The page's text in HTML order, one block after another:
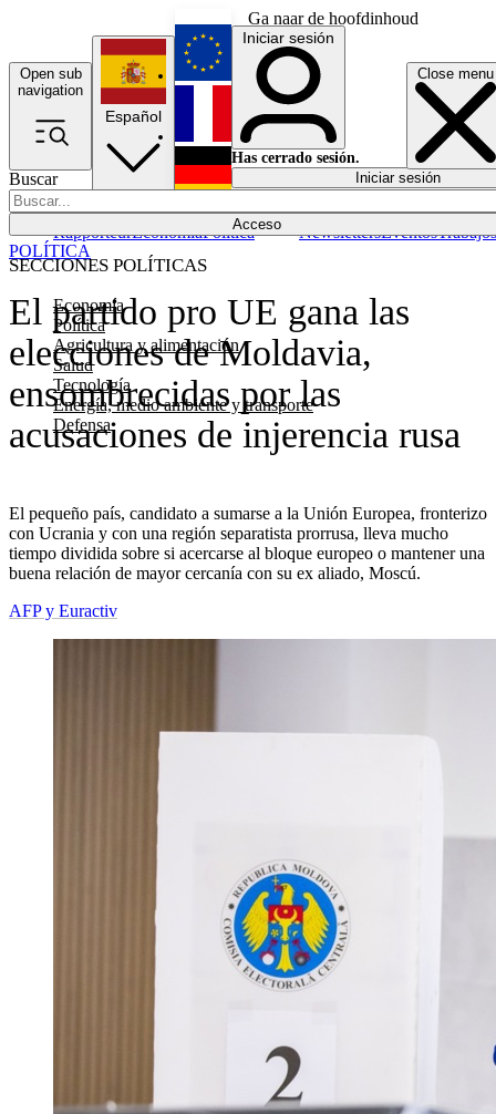
Ga naar de hoofdinhoud
Open sub
navigation
Close menu
Buscar
Acceso
SECCIONES POLÍTICAS
Economía
Política
Agricultura y alimentación
Salud
Tecnología
Energía, medio ambiente y transporte
Defensa
RapporteurEconomíaPolítica NewslettersEventosTrabajos
Español
English
Français
Iniciar sesión
Has cerrado sesión.
Iniciar sesión
El partido pro UE gana las
elecciones de Moldavia,
ensombrecidas por las
acusaciones de injerencia rusa
El pequeño país, candidato a sumarse a la Unión Europea, fronterizo
con Ucrania y con una región separatista prorrusa, lleva mucho
tiempo dividida sobre si acercarse al bloque europeo o mantener una
buena relación de mayor cercanía con su ex aliado, Moscú.
POLÍTICA
AFP y Euractiv